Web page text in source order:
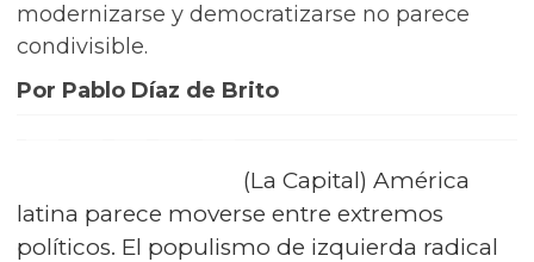
modernizarse y democratizarse no parece
condivisible.
Por Pablo Díaz de Brito
(La Capital) América
latina parece moverse entre extremos
políticos. El populismo de izquierda radical